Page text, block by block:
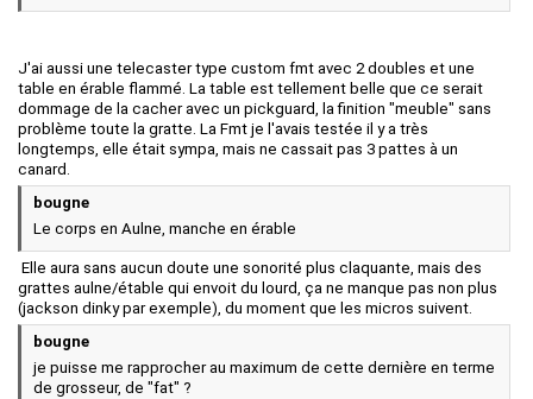
J'ai aussi une telecaster type custom fmt avec 2 doubles et une
table en érable flammé. La table est tellement belle que ce serait
dommage de la cacher avec un pickguard, la finition "meuble" sans
problème toute la gratte. La Fmt je l'avais testée il y a très
longtemps, elle était sympa, mais ne cassait pas 3 pattes à un
canard.
bougne
Le corps en Aulne, manche en érable
Elle aura sans aucun doute une sonorité plus claquante, mais des
grattes aulne/étable qui envoit du lourd, ça ne manque pas non plus
(jackson dinky par exemple), du moment que les micros suivent.
bougne
je puisse me rapprocher au maximum de cette dernière en terme
de grosseur, de "fat" ?